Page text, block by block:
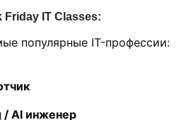
Friday IT Classes:
популярные IT-профессии:
/ AI инженер